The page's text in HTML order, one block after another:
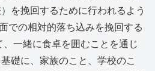
を挽回するために行われるよう
での相対的落ち込みを挽回する
一緒に食卓を囲むことを通じ
礎に、家族のこと、学校のこ